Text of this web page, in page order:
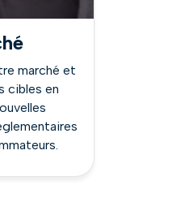
marché et
cibles en